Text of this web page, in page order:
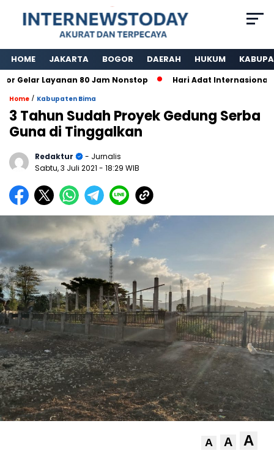
HOME JAKARTA BOGOR DAERAH HUKUM
Layanan 80 Jam Nonstop Hari Adat Internasional Ke
Home / Kabupaten Bima
3 Tahun Sudah Proyek Gedung Serba
Guna di Tinggalkan
Redaktur
- Jurnalis
Sabtu, 3 Juli 2021 - 18:29 WIB
A A A